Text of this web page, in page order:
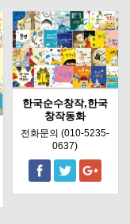
한국순수창작,한국
창작동화
전화문의 (010-5235-
0637)